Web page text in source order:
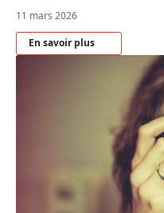
11 mars 2026
En savoir plus